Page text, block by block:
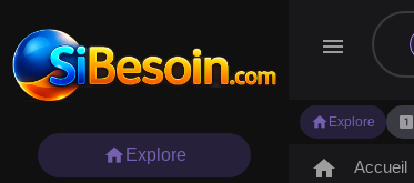
menu
home Explore looks_one
home Explore
home Accueil